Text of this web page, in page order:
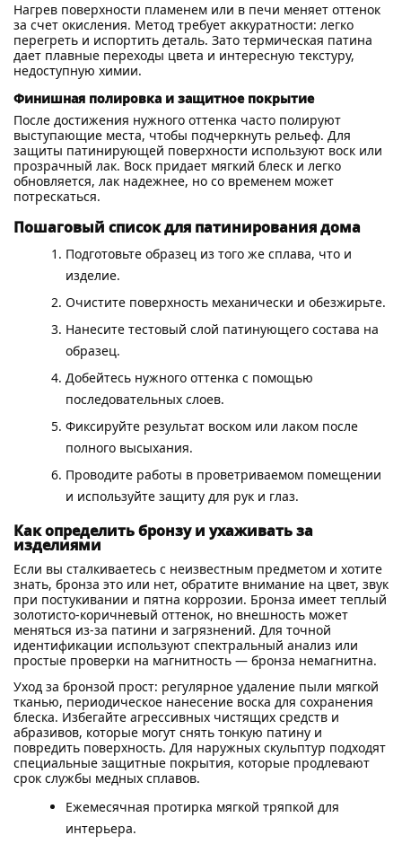
Нагрев поверхности пламенем или в печи меняет оттенок
за счет окисления. Метод требует аккуратности: легко
перегреть и испортить деталь. Зато термическая патина
дает плавные переходы цвета и интересную текстуру,
недоступную химии.
Финишная полировка и защитное покрытие
После достижения нужного оттенка часто полируют
выступающие места, чтобы подчеркнуть рельеф. Для
защиты патинирующей поверхности используют воск или
прозрачный лак. Воск придает мягкий блеск и легко
обновляется, лак надежнее, но со временем может
потрескаться.
Пошаговый список для патинирования дома
Подготовьте образец из того же сплава, что и
изделие.
Очистите поверхность механически и обезжирьте.
Нанесите тестовый слой патинующего состава на
образец.
Добейтесь нужного оттенка с помощью
последовательных слоев.
Фиксируйте результат воском или лаком после
полного высыхания.
Проводите работы в проветриваемом помещении
и используйте защиту для рук и глаз.
Как определить бронзу и ухаживать за
изделиями
Если вы сталкиваетесь с неизвестным предметом и хотите
знать, бронза это или нет, обратите внимание на цвет, звук
при постукивании и пятна коррозии. Бронза имеет теплый
золотисто-коричневый оттенок, но внешность может
меняться из-за патини и загрязнений. Для точной
идентификации используют спектральный анализ или
простые проверки на магнитность — бронза немагнитна.
Уход за бронзой прост: регулярное удаление пыли мягкой
тканью, периодическое нанесение воска для сохранения
блеска. Избегайте агрессивных чистящих средств и
абразивов, которые могут снять тонкую патину и
повредить поверхность. Для наружных скульптур подходят
специальные защитные покрытия, которые продлевают
срок службы медных сплавов.
Ежемесячная протирка мягкой тряпкой для
интерьера.